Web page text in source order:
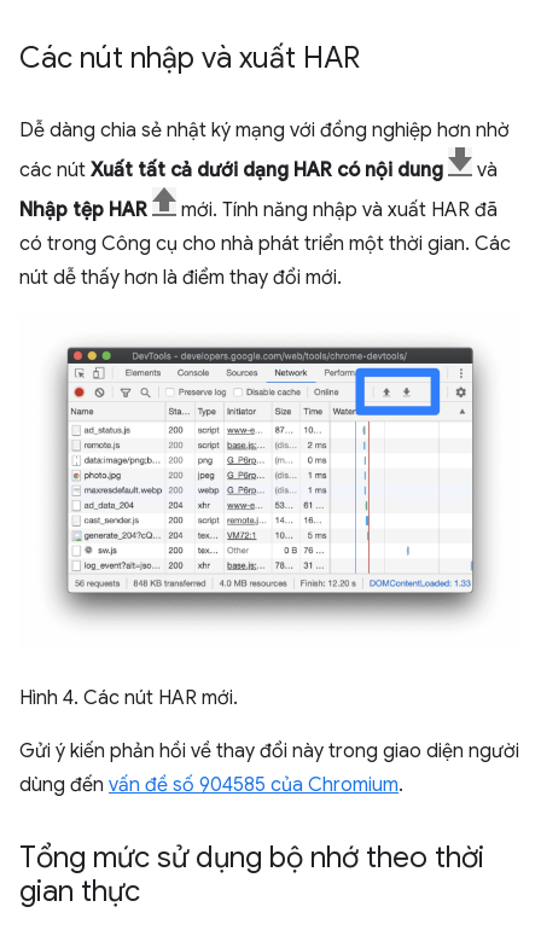
Các nút nhập và xuất HAR
Dễ dàng chia sẻ nhật ký mạng với đồng nghiệp hơn nhờ
các nút Xuất tất cả dưới dạng HAR có nội dung
và
Nhập tệp HAR
mới. Tính năng nhập và xuất HAR đã
có trong Công cụ cho nhà phát triển một thời gian. Các
nút dễ thấy hơn là điểm thay đổi mới.
Hình 4. Các nút HAR mới.
Gửi ý kiến phản hồi về thay đổi này trong giao diện người
dùng đến vấn đề số 904585 của Chromium.
Tổng mức sử dụng bộ nhớ theo thời
gian thực